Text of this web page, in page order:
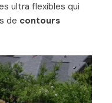
ultra flexibles qui
de contours